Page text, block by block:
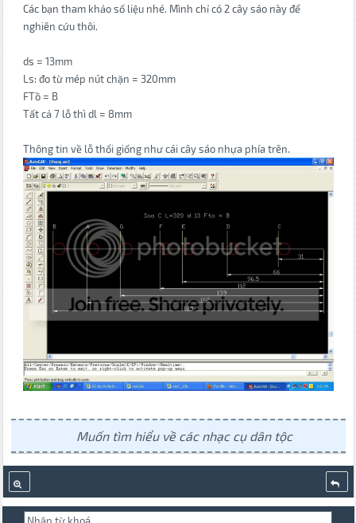
Các bạn tham khảo số liệu nhé. Mình chỉ có 2 cây sáo này để
nghiên cứu thôi.
ds = 13mm
Ls: đo từ mép nút chặn = 320mm
FTồ = B
Tất cả 7 lỗ thì dl = 8mm
Thông tin về lỗ thổi giống như cái cây sáo nhựa phía trên.
Muốn tìm hiểu về các nhạc cụ dân tộc